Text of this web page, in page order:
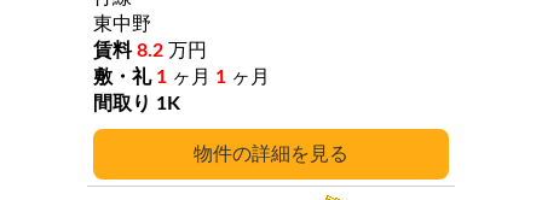
詳細
東中野
8.2 万円
1 ヶ月 1 ヶ月
1K